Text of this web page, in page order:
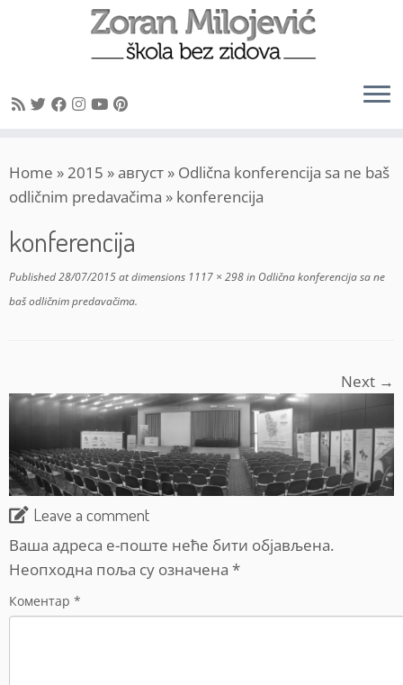
to
content
Home »2015 »август » Odlična konferencija sa ne baš
odličnim predavačima » konferencija
konferencija
Published28/07/2015at dimensions 1117 × 298in Odlična konferencija sa ne
baš odličnim predavačima.
Next →
Leave a comment
Ваша адреса е-поште неће бити објављена.
Неопходна поља су означена *
Коментар *